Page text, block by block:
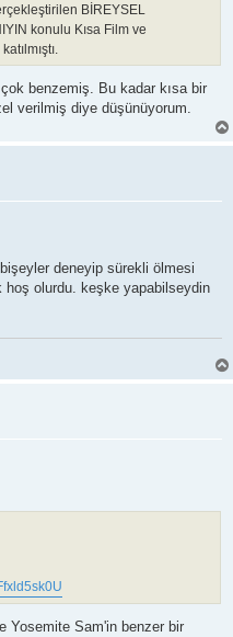
BİREYSEL
konulu Kısa Film ve
benzemiş. Bu kadar kısa bir
verilmiş diye düşünüyorum.
deneyip sürekli ölmesi
olurdu. keşke yapabilseydin
Yosemite Sam'in benzer bir